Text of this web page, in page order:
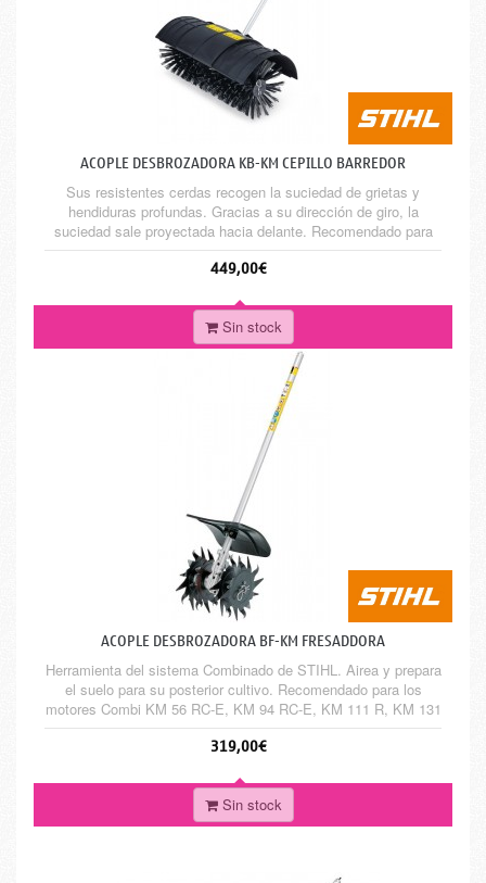
ACOPLE DESBROZADORA KB-KM CEPILLO BARREDOR
Sus resistentes cerdas recogen la suciedad de grietas y
hendiduras profundas. Gracias a su dirección de giro, la
suciedad sale proyectada hacia delante. Recomendado para
los motores Herramienta del sistema Combinado de STIHL.
Airea y prepara el suelo para su posterior cultivo.
RC-E, KM 111 R, KM 131 R,...
449,00€
Sin stock
ACOPLE DESBROZADORA BF-KM FRESADDORA
Herramienta del sistema Combinado de STIHL. Airea y prepara
el suelo para su posterior cultivo. Recomendado para los
motores Combi KM 56 RC-E, KM 94 RC-E, KM 111 R, KM 131
R, KMA 130 R y KMA 135 R
319,00€
Sin stock